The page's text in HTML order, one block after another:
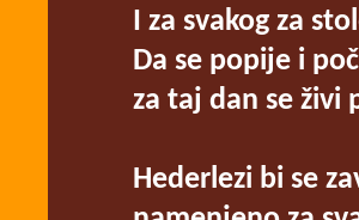
I za svakog za
Da se popije i
za taj dan se živi
Hederlezi bi se